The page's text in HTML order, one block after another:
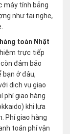
máy tính bảng
như tai nghe,
toàn Nhật
trực tiếp
đảm bảo
bạn ở đâu,
dịch vụ giao
phí giao hàng
khi lựa
Phí giao hàng
toán phí vận